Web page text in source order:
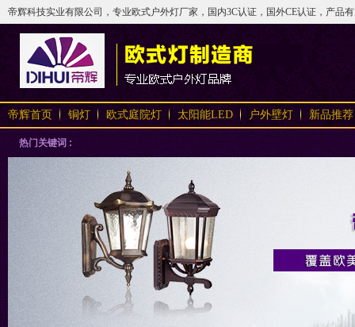
帝辉科技实业有限公司，专业欧式户外灯厂家，国内3C认证，国外CE认证，产
帝辉首页 铜灯 欧式庭院灯 太阳能LED 户外壁灯 新品推荐
热门关键词 :